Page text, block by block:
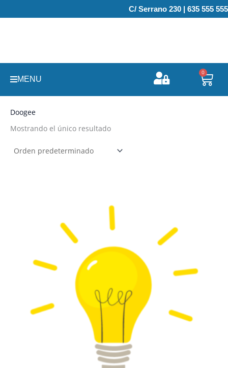
al
C/ Serrano 230 | 635 555 555
MENU
0
Doogee
Mostrando el único resultado